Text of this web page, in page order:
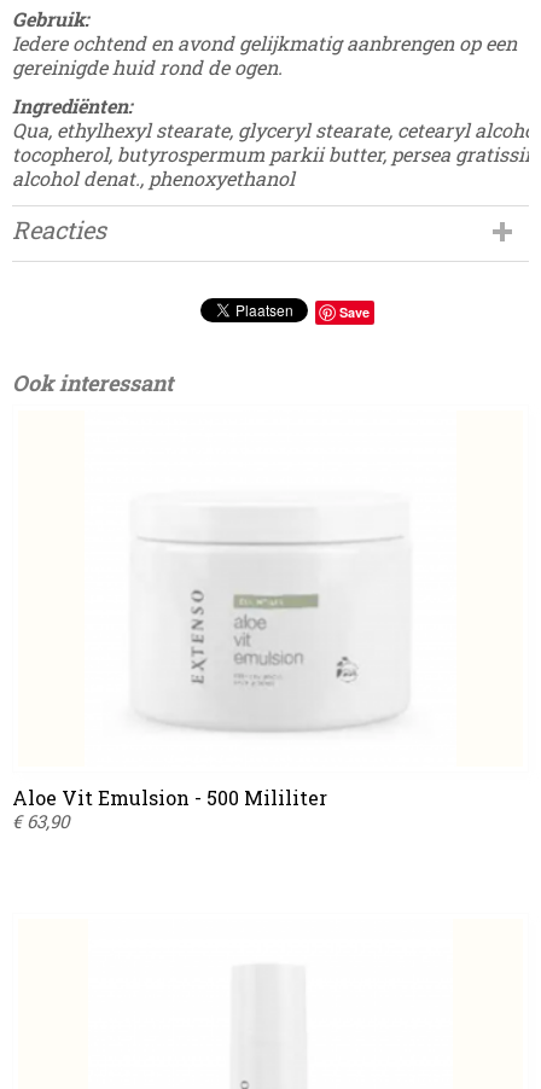
Gebruik:
Iedere ochtend en avond gelijkmatig aanbrengen op een
gereinigde huid rond de ogen.
Ingrediënten:
Qua, ethylhexyl stearate, glyceryl stearate, cetearyl
tocopherol, butyrospermum parkii butter, persea
alcoholdenat., phenoxyethanol
Reacties
Save
Ook interessant
Aloe Vit Emulsion - 500 Mililiter
€ 63,90